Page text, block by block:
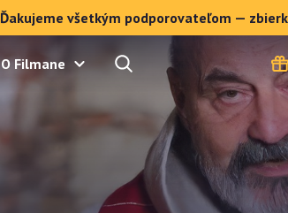
Ďakujeme všetkým podporovateľom —
O Filmane